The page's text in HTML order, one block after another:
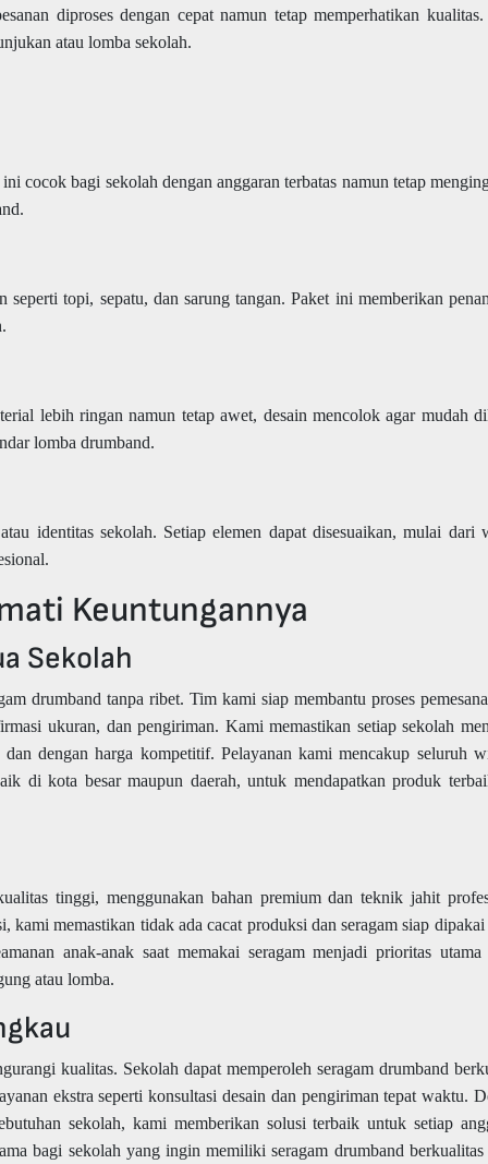
diproses dengan cepat namun tetap memperhatikan
atau lomba sekolah.
cocok bagi sekolah dengan anggaran terbatas namun tetap
seperti topi, sepatu, dan sarung tangan. Paket ini memberikan
lebih ringan namun tetap awet, desain mencolok agar mudah
lomba drumband.
identitas sekolah. Setiap elemen dapat disesuaikan, mulai dari
Keuntungannya
Sekolah
drumband tanpa ribet. Tim kami siap membantu proses
ukuran, dan pengiriman. Kami memastikan setiap sekolah
dengan harga kompetitif. Pelayanan kami mencakup seluruh
di kota besar maupun daerah, untuk mendapatkan produk
tinggi, menggunakan bahan premium dan teknik jahit
kami memastikan tidak ada cacat produksi dan seragam siap
anak-anak saat memakai seragam menjadi prioritas
atau lomba.
kualitas. Sekolah dapat memperoleh seragam drumband
ekstra seperti konsultasi desain dan pengiriman tepat waktu.
sekolah, kami memberikan solusi terbaik untuk setiap
bagi sekolah yang ingin memiliki seragam drumband